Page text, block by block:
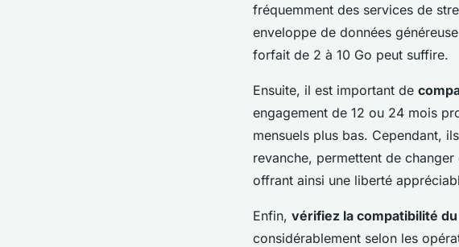
fréquemment des services de
enveloppe de données
forfait de 2 à 10 Go peut suffire.
Ensuite, il est important de
engagement de 12 ou 24 mois
mensuels plus bas. Cependant,
revanche, permettent de
offrant ainsi une liberté
Enfin, vérifiez la compatibilité
considérablement selon les